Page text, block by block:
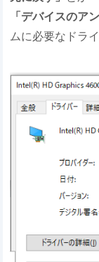
「デバイスのア
ムに必要なドラ